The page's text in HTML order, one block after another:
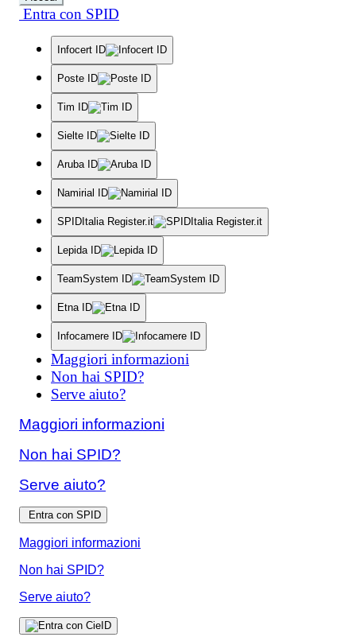
Entra con SPID
Infocert ID
Poste ID
Tim ID
Sielte ID
Aruba ID
Namirial ID
SPIDItalia Register.it
Lepida ID
TeamSystem ID
Etna ID
Infocamere ID
Maggiori informazioni
Non hai SPID?
Serve aiuto?
Maggiori informazioni
Non hai SPID?
Serve aiuto?
Entra con SPID
Maggiori informazioni
Non hai SPID?
Serve aiuto?